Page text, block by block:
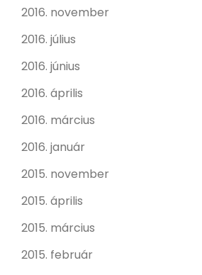
2016. november
2016. július
2016. június
2016. április
2016. március
2016. január
2015. november
2015. április
2015. március
2015. február